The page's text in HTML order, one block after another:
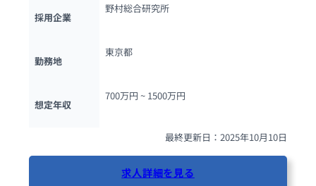
採用企業
野村総合研究所
勤務地
東京都
想定年収
700万円 ~ 1500万円
最終更新日：2025年10月10日
求人詳細を見る